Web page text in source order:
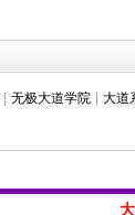
无极大道学院 大道